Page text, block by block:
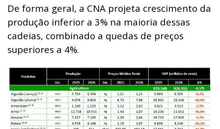
De forma geral, a CNA projeta crescimento da
produção inferior a 3% na maioria dessas
cadeias, combinado a quedas de preços
superiores a 4%.